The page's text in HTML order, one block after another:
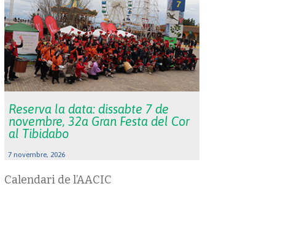
Reserva la data: dissabte 7 de
novembre, 32a Gran Festa del Cor
al Tibidabo
7 novembre, 2026
Calendari de l’AACIC